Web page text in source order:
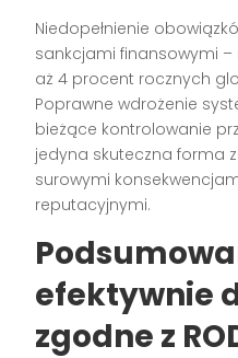
Niedopełnienie
sankcjami finansowymi
aż 4 procent rocznych
Poprawne wdrożenie
bieżące kontrolowanie
jedyna skuteczna forma
surowymi
reputacyjnymi.
efektywnie
zgodne z